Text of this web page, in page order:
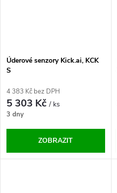
Úderové senzory Kick.ai, KCK
S
4 383 Kč bez DPH
5 303 Kč/ ks
3 dny
ZOBRAZIT